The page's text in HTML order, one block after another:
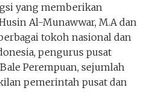
yang memberikan
Al-Munawwar, M.A dan
tokoh nasional dan
pengurus pusat
Perempuan, sejumlah
pemerintah pusat dan